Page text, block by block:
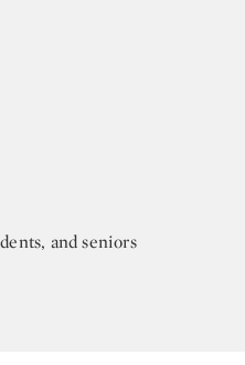
and seniors